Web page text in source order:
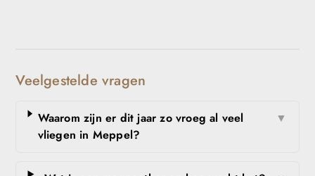
Veelgestelde vragen
Waarom zijn er dit jaar zo vroeg al veel
vliegen in Meppel?
▼